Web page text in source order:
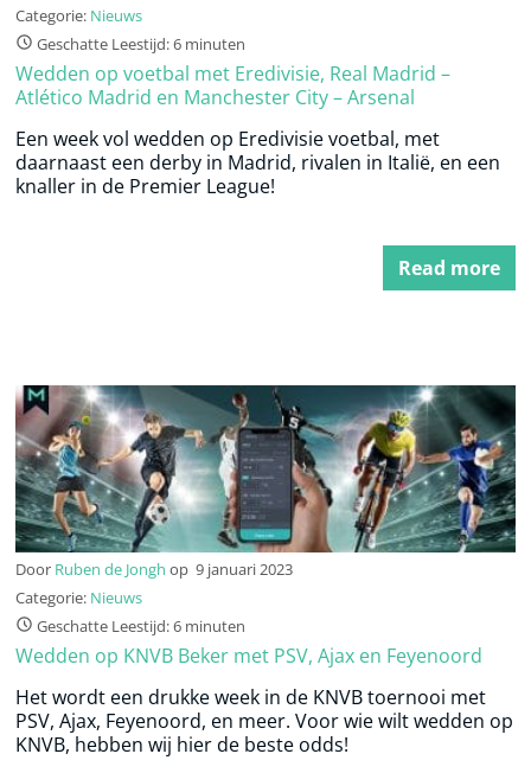
Categorie: Nieuws
Geschatte Leestijd: 6 minuten
Wedden op voetbal met Eredivisie, Real Madrid –
Atlético Madrid en Manchester City – Arsenal
Een week vol wedden op Eredivisie voetbal, met
daarnaast een derby in Madrid, rivalen in Italië, en een
knaller in de Premier League!
Read more
Door Ruben de Jongh op 9 januari 2023
Categorie: Nieuws
Geschatte Leestijd: 6 minuten
Wedden op KNVB Beker met PSV, Ajax en Feyenoord
Het wordt een drukke week in de KNVB toernooi met
PSV, Ajax, Feyenoord, en meer. Voor wie wilt wedden op
KNVB, hebben wij hier de beste odds!